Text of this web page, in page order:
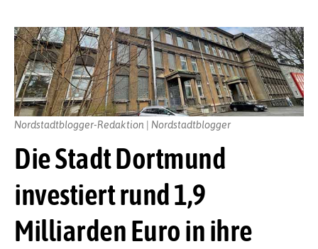
Die Stadt Dortmund
investiert rund 1,9
Milliarden Euro in ihre
Nordstadtblogger-Redaktion | Nordstadtblogger